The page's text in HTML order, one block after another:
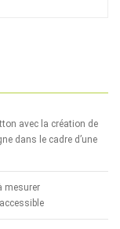
avec la création de
dans le cadre d’une
mesurer